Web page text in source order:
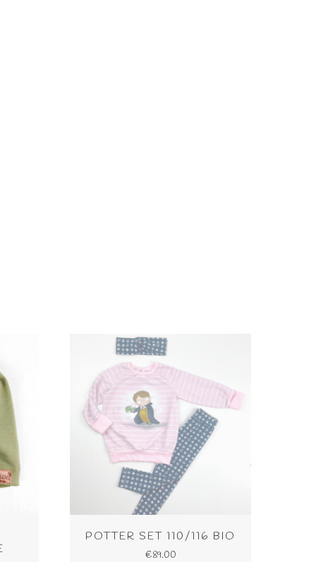
POTTER SET 110/116 BIO
€89.00